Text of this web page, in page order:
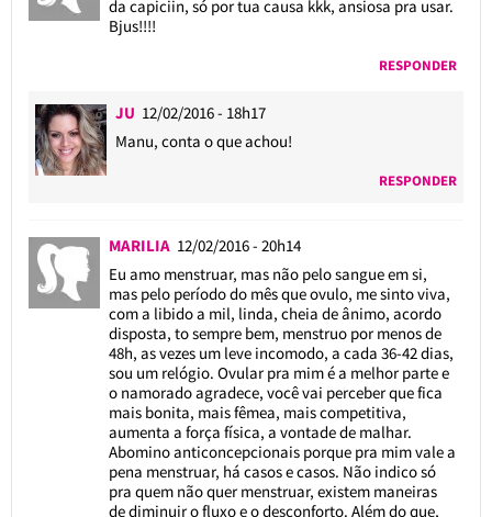
da capiciin, só por tua causa kkk, ansiosa pra usar.
Bjus!!!!
RESPONDER
JU 12/02/2016 - 18h17
Manu, conta o que achou!
RESPONDER
MARILIA 12/02/2016 - 20h14
Eu amo menstruar, mas não pelo sangue em si,
mas pelo período do mês que ovulo, me sinto viva,
com a libido a mil, linda, cheia de ânimo, acordo
disposta, to sempre bem, menstruo por menos de
48h, as vezes um leve incomodo, a cada 36-42 dias,
sou um relógio. Ovular pra mim é a melhor parte e
o namorado agradece, você vai perceber que fica
mais bonita, mais fêmea, mais competitiva,
aumenta a força física, a vontade de malhar.
Abomino anticoncepcionais porque pra mim vale a
pena menstruar, há casos e casos. Não indico só
pra quem não quer menstruar, existem maneiras
de diminuir o fluxo e o desconforto. Além do que,